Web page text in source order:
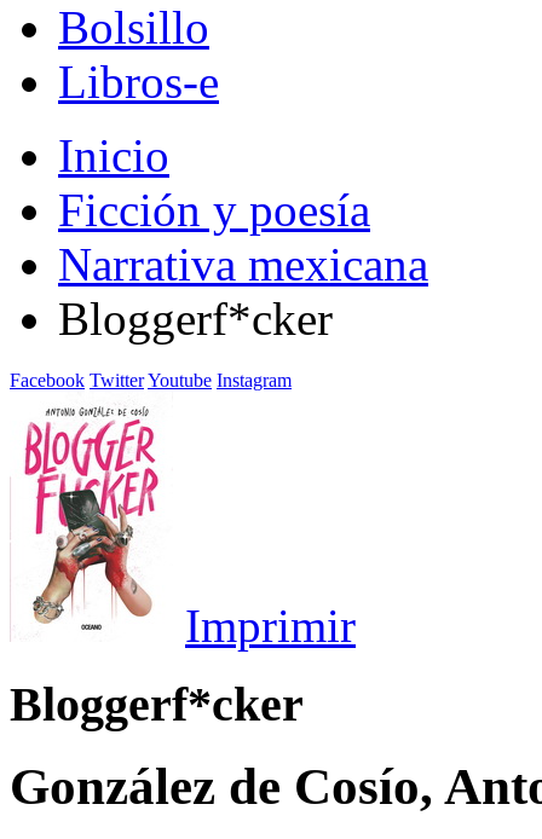
Bolsillo
Libros-e
Inicio
Ficción y poesía
Narrativa mexicana
Bloggerf*cker
Facebook TwitterYoutube Instagram
Imprimir
Bloggerf*cker
González de Cosío,